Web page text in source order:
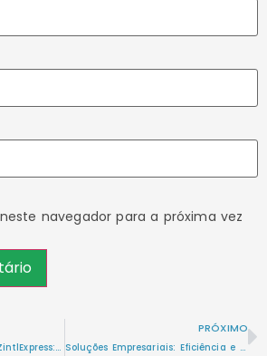
navegador para a próxima vez
Entrega Rápida com a ZintlExpress: Sua Solução de Logística
PRÓXIMO
Soluções Empresariais: Eficiência e Confiança que só a ZintlExpress tem.